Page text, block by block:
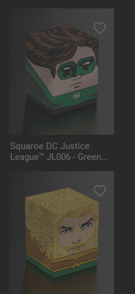
Squaroe DC Justice
League™ JL006 - Green